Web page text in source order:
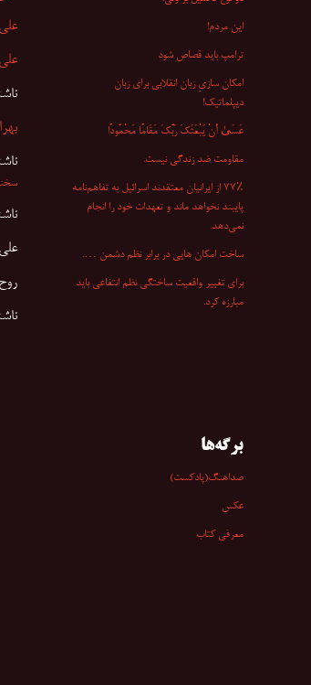
این مردم!
ترامپ باید قصاص شود
امکان سازیِ زبان انقلابی برای زبان
دیپلماتیک!
عَسَىٰ أَنْ یَبْعَثَکَ رَبُّکَ مَقَامًا مَحْمُودًا
مقاومت ضد زندگی نیست.
۷۷٪ از ایرانیان معتقدند اسرائیل به تفاهم‌نامه
پایبند نخواهد ماند و تعهدات خود را انجام
نمی‌دهد.
ساخت امکان هایی در برابر نظم دشمن ….
برای تغییر واقعیت ساختگی نظم انتفاعی باید
مبارزه کرد.
علی
علی
علی
برگه‌ها
صداهنگ(پادکست)
عکس
معرفی کتاب